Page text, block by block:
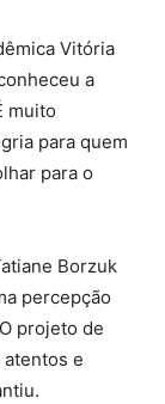
Vitória
a
muito
para quem
para o
Borzuk
percepção
projeto de
e